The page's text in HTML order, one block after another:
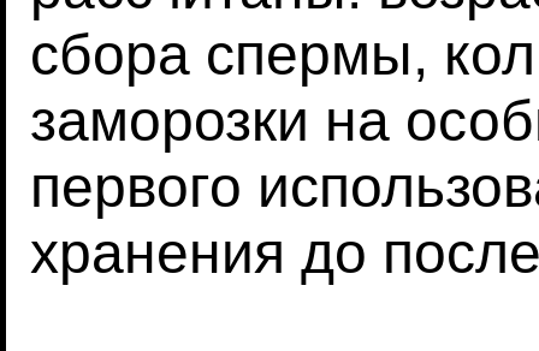
сбора спермы,
заморозки на
первого
хранения до